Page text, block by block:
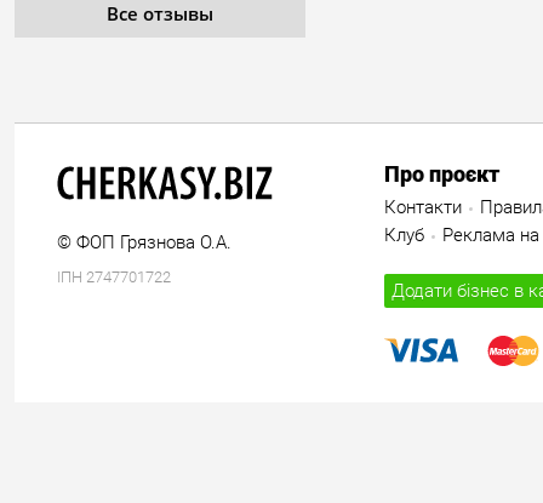
Все отзывы
© ФОП Грязнова О.А.
ІПН 2747701722
Про проєкт
Контакти
Клуб
Реклама на
Додати бізнес в